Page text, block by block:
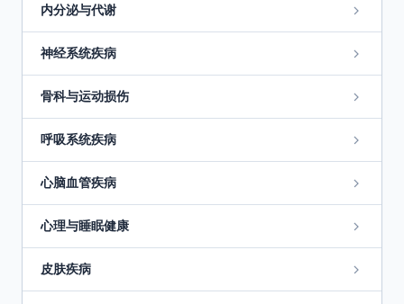
内分泌与代谢
神经系统疾病
骨科与运动损伤
呼吸系统疾病
心脑血管疾病
心理与睡眠健康
皮肤疾病